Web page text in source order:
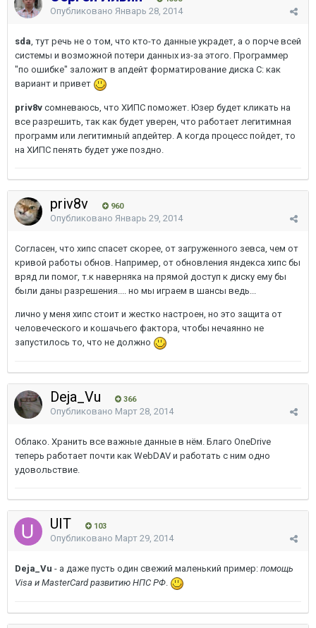
Опубликовано Январь 28, 2014
sda, тут речь не о том, что кто-то данные украдет, а о порче всей
системы и возможной потери данных из-за этого. Программер
"по ошибке" заложит в апдейт форматирование диска С: как
вариант и привет
priv8v сомневаюсь, что ХИПС поможет. Юзер будет кликать на
все разрешить, так как будет уверен, что работает легитимная
программ или легитимный апдейтер. А когда процесс пойдет, то
на ХИПС пенять будет уже поздно.
priv8v 960
Опубликовано Январь 29, 2014
Согласен, что хипс спасет скорее, от загруженного зевса, чем от
кривой работы обнов. Например, от обновления яндекса хипс бы
вряд ли помог, т.к наверняка на прямой доступ к диску ему бы
были даны разрешения.... но мы играем в шансы ведь...
лично у меня хипс стоит и жестко настроен, но это защита от
человеческого и кошачьего фактора, чтобы нечаянно не
запустилось то, что не должно
Deja_Vu 366
Опубликовано Март 28, 2014
Облако. Хранить все важные данные в нём. Благо OneDrive
теперь работает почти как WebDAV и работать с ним одно
удовольствие.
UIT 103
Опубликовано Март 29, 2014
Deja_Vu - а даже пусть один свежий маленький пример: помощь
Visa и MasterCard развитию НПС РФ.